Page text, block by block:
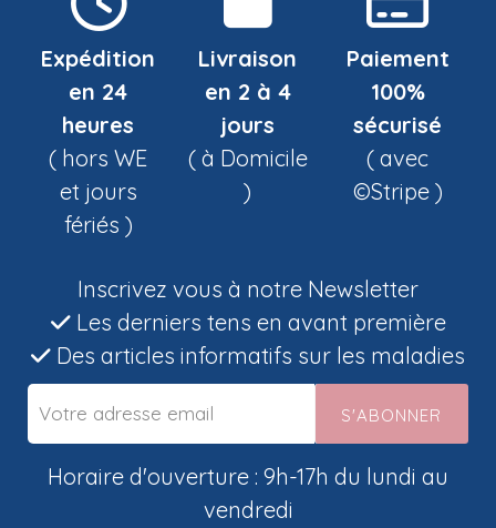
Expédition
en 24
heures
( hors WE
et jours
fériés )
Livraison
en 2 à 4
jours
( à Domicile
)
Paiement
100%
sécurisé
( avec
©Stripe )
Inscrivez vous à notre Newsletter
Les derniers tens en avant première
Des articles informatifs sur les maladies
S'ABONNER
Horaire d'ouverture : 9h-17h du lundi au
vendredi